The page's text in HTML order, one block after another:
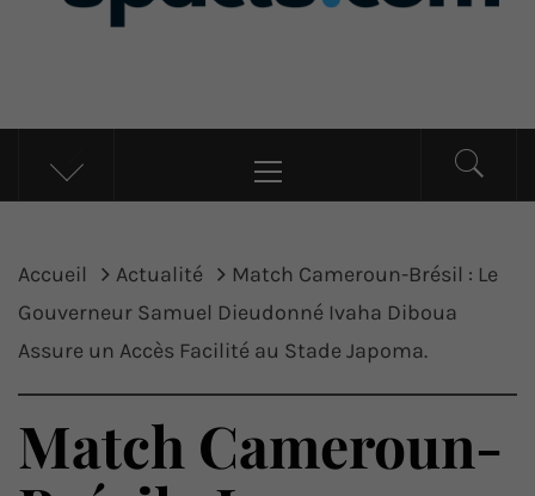
UP ACTU
L’actualité d’ici et d’ailleurs
principal
Accueil Actualité
Match Cameroun-Brésil : Le
Gouverneur Samuel Dieudonné Ivaha Diboua
Assure un Accès Facilité au Stade Japoma.
Match Cameroun-